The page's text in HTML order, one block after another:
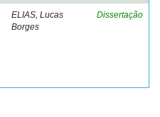
ELIAS, Lucas
Borges
Dissertação